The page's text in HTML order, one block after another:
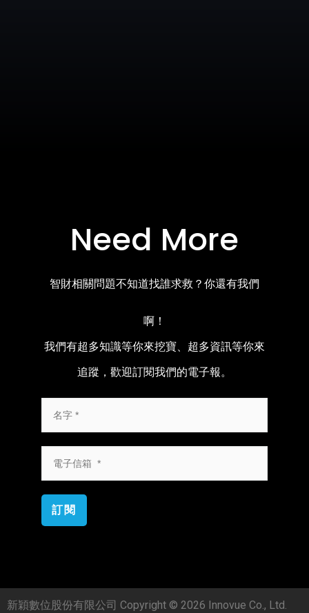
Need More
智財相關問題不知道找誰求救？你還有我們
啊！
我們有超多知識等你來挖寶、超多資訊等你來
追蹤，歡迎訂閱我們的電子報。
訂閱
新穎數位股份有限公司 Copyright © 2026 Innovue Co., Ltd.